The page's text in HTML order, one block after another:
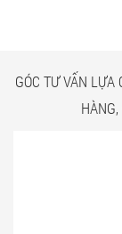
GÓC TƯ VẤN LỰA